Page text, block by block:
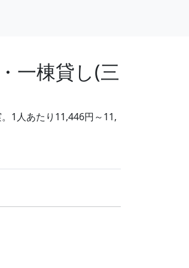
一棟貸し(三
1人あたり11,446円～11,